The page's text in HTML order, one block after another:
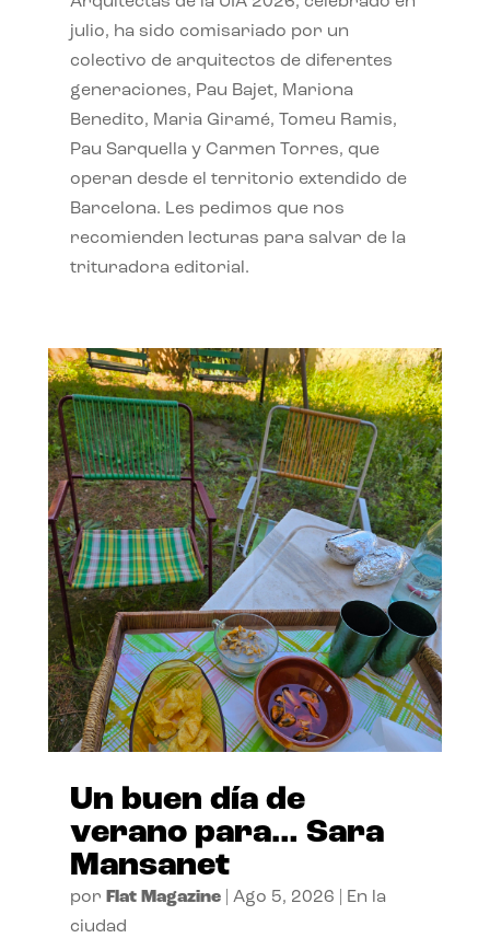
julio, ha sido comisariado por un
colectivo de arquitectos de diferentes
generaciones, Pau Bajet, Mariona
Benedito, Maria Giramé, Tomeu Ramis,
Pau Sarquella y Carmen Torres, que
operan desde el territorio extendido de
Barcelona. Les pedimos que nos
recomienden lecturas para salvar de la
trituradora editorial.
Un buen día de
verano para… Sara
Mansanet
por Flat Magazine| Ago 5, 2026
En la
ciudad